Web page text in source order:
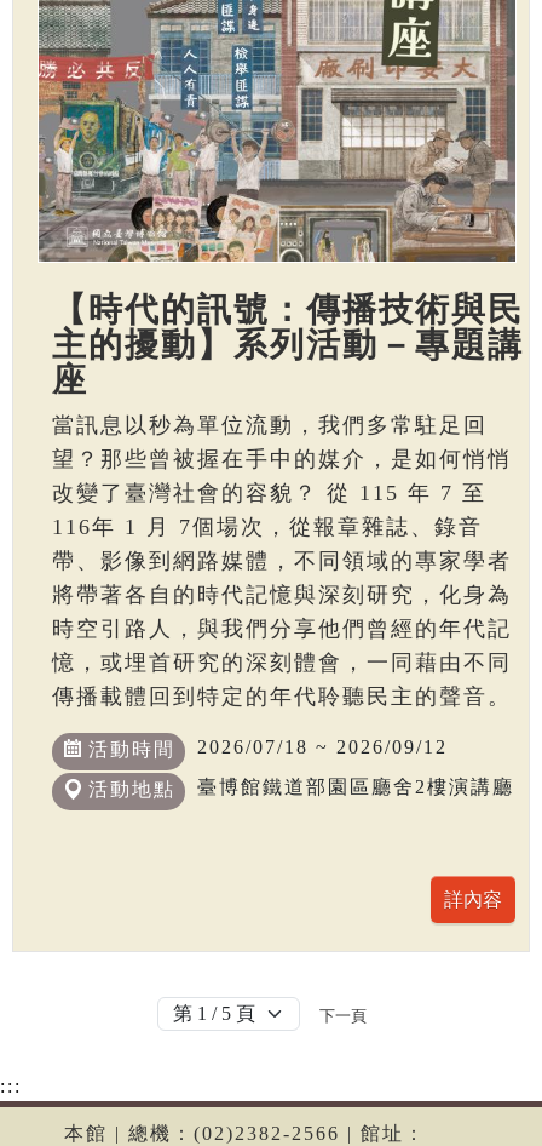
【時代的訊號：傳播技術與民
主的擾動】系列活動－專題講
座
當訊息以秒為單位流動，我們多常駐足回
望？那些曾被握在手中的媒介，是如何悄悄
改變了臺灣社會的容貌？ 從 115 年 7 至
116年 1 月 7個場次，從報章雜誌、錄音
帶、影像到網路媒體，不同領域的專家學者
將帶著各自的時代記憶與深刻研究，化身為
時空引路人，與我們分享他們曾經的年代記
憶，或埋首研究的深刻體會，一同藉由不同
傳播載體回到特定的年代聆聽民主的聲音。
活動時間 2026/07/18 ~ 2026/09/12
活動地點 臺博館鐵道部園區廳舍2樓演講廳
下一頁
:::
本館 | 總機：(02)2382-2566 | 館址：